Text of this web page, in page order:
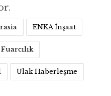
ENKA İnşaat
Ulak Haberleşme